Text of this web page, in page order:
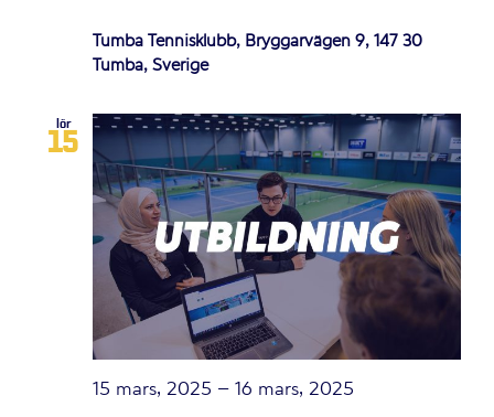
Tumba Tennisklubb, Bryggarvägen 9, 147 30
Tumba, Sverige
lör
15
15 mars, 2025 – 16 mars, 2025